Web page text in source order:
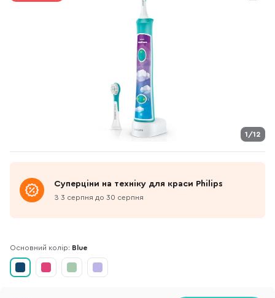
1/12
Суперціни на техніку для краси Philips
З 3 серпня до 30 серпня
Основний колір: Blue